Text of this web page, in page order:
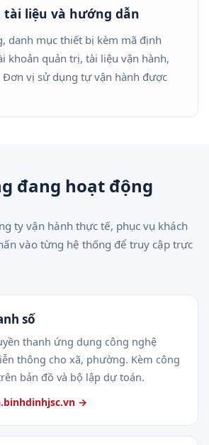
tài liệu và hướng dẫn
danh mục thiết bị kèm mã định
khoản quản trị, tài liệu vận hành,
Đơn vị sử dụng tự vận hành được
đang hoạt động
ty vận hành thực tế, phục vụ khách
vào từng hệ thống để truy cập trực
số
thanh ứng dụng công nghệ
thông cho xã, phường. Kèm công
bản đồ và bộ lập dự toán.
→